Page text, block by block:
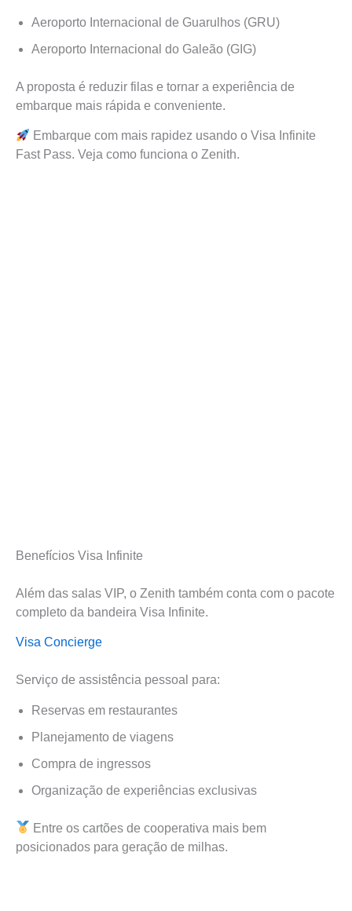
Aeroporto Internacional de Guarulhos (GRU)
Aeroporto Internacional do Galeão (GIG)
A proposta é reduzir filas e tornar a experiência de
embarque mais rápida e conveniente.
Embarque com mais rapidez usando o Visa Infinite
Fast Pass. Veja como funciona o Zenith.
Benefícios Visa Infinite
Além das salas VIP, o Zenith também conta com o pacote
completo da bandeira Visa Infinite.
Visa Concierge
Serviço de assistência pessoal para:
Reservas em restaurantes
Planejamento de viagens
Compra de ingressos
Organização de experiências exclusivas
Entre os cartões de cooperativa mais bem
posicionados para geração de milhas.